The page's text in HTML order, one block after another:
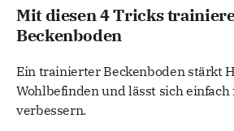
Mit diesen 4 Tricks
Beckenboden
Ein trainierter Beckenboden stärkt
Wohlbefinden und lässt sich
verbessern.